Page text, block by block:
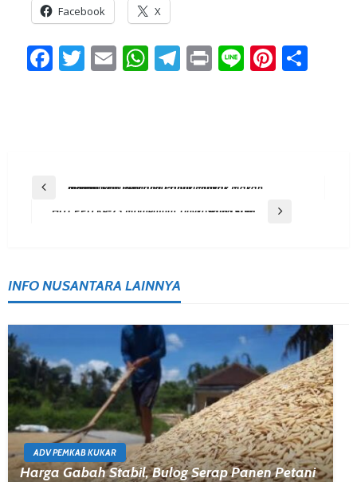
Facebook X
Facebook
Twitter
EmailWhatsApp
Telegram
PrintLine
Post
Navigation
Previous Post
Belajar Dari Sumatera Utara, Kukar Matangkan Rencana Pabrik Minyak Makan Merah
Next Post
HUT PPU Ke-23 Momentum Tingkatkan Daya Saing SDM
INFO NUSANTARA LAINNYA
ADV PEMKAB KUKAR
Harga Gabah Stabil, Bulog Serap Panen Petani